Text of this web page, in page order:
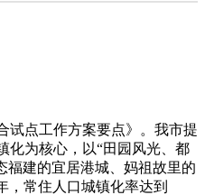
点工作方案要点》。我市提
化为核心，以“田园风光、都
福建的宜居港城、妈祖故里的
，常住人口城镇化率达到